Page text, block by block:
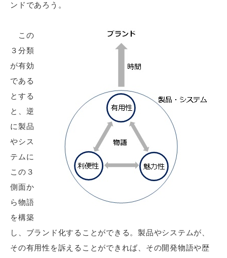
ンドであろう。
この
３分類
が有効
である
とする
と、逆
に製品
やシス
テムに
この３
側面か
ら物語
を構築
し、ブランド化することができる。製品やシステムが、
その有用性を訴えることができれば、その開発物語や歴